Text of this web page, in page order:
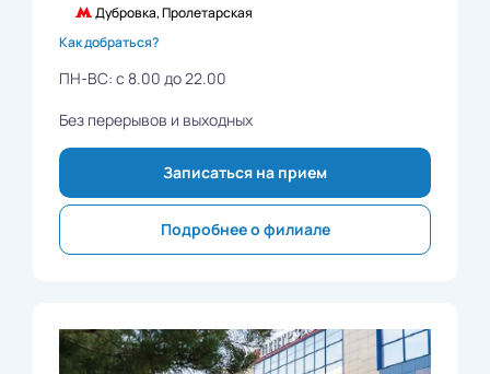
Дубровка, Пролетарская
Как добраться?
ПН-ВС: с 8.00 до 22.00
Без перерывов и выходных
Записаться на прием
Подробнее о филиале